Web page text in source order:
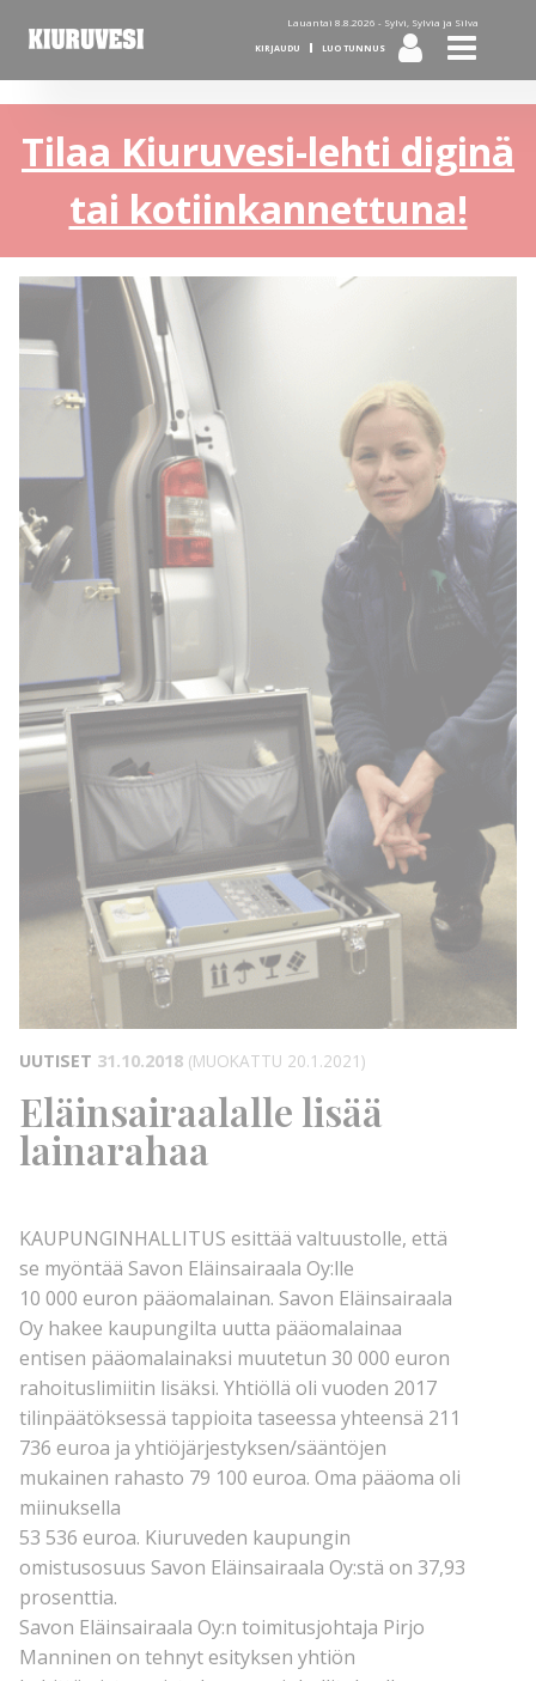
Lauantai 8.8.2026 - Sylvi, Sylvia ja Silva
KIRJAUDU LUO TUNNUS
Tilaa Kiuruvesi-lehti diginä
tai kotiinkannettuna!
UUTISET 31.10.2018 (MUOKATTU 20.1.2021)
Eläinsairaalalle lisää
lainarahaa
KAUPUNGINHALLITUS esittää valtuustolle, että
se myöntää Savon Eläinsairaala Oy:lle
10 000 euron pääomalainan. Savon Eläinsairaala
Oy hakee kaupungilta uutta pääomalainaa
entisen pääomalainaksi muutetun 30 000 euron
rahoituslimiitin lisäksi. Yhtiöllä oli vuoden 2017
tilinpäätöksessä tappioita taseessa yhteensä 211
736 euroa ja yhtiöjärjestyksen/sääntöjen
mukainen rahasto 79 100 euroa. Oma pääoma oli
miinuksella
53 536 euroa. Kiuruveden kaupungin
omistusosuus Savon Eläinsairaala Oy:stä on 37,93
prosenttia.
Savon Eläinsairaala Oy:n toimitusjohtaja Pirjo
Manninen on tehnyt esityksen yhtiön